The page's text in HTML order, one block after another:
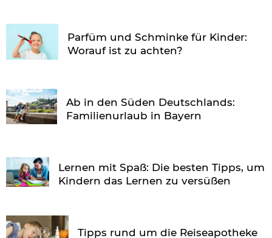
Parfüm und Schminke für Kinder:
Worauf ist zu achten?
Ab in den Süden Deutschlands:
Familienurlaub in Bayern
Lernen mit Spaß: Die besten Tipps, um
Kindern das Lernen zu versüßen
Tipps rund um die Reiseapotheke